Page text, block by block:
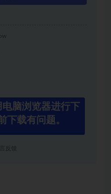
脑浏览器进行下
下载有问题。
反馈